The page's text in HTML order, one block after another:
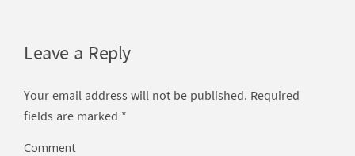
Leave a Reply
Your email address will not be published. Required
fields are marked *
Comment